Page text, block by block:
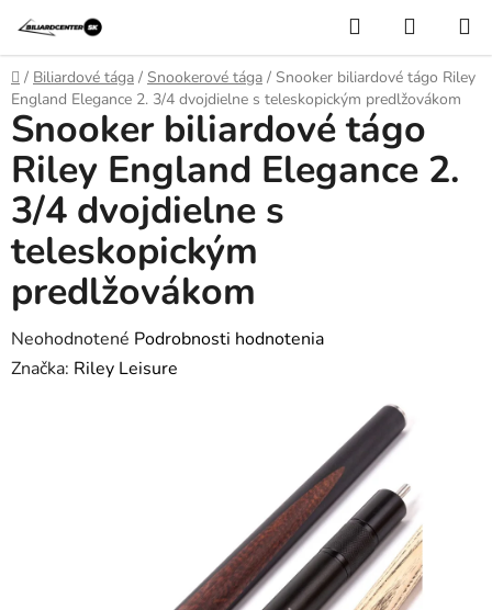
obsah
Hľadať
KOŠÍK
Domov
/ Biliardové tága / Snookerové tága / Snooker biliardové tágo Riley
England Elegance 2. 3/4 dvojdielne s teleskopickým predlžovákom
Snooker biliardové tágo
Riley England Elegance 2.
3/4 dvojdielne s
teleskopickým
predlžovákom
Priemerné
hodnotenie
Neohodnotené Podrobnosti hodnotenia
Značka: Riley Leisure